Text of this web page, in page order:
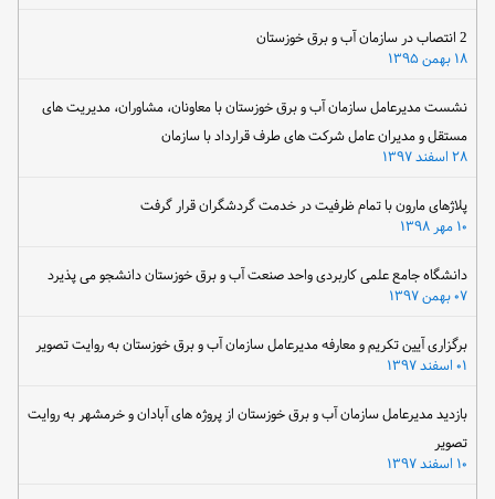
۱۸ بهمن ۱۳۹۵
نشست مدیرعامل سازمان آب و برق خوزستان با معاونان، مشاوران، مدیریت های
مستقل و مدیران عامل شرکت های طرف قرارداد با سازمان
۲۸ اسفند ۱۳۹۷
پلاژهای مارون با تمام ظرفیت در خدمت گردشگران قرار گرفت
دانشگاه جامع علمی کاربردی واحد صنعت آب و برق خوزستان دانشجو می پذیرد
۰۷ بهمن ۱۳۹۷
برگزاری آیین تکریم و معارفه مدیرعامل سازمان آب و برق خوزستان به روایت تصویر
بازدید مدیرعامل سازمان آب و برق خوزستان از پروژه های آبادان و خرمشهر به روایت
تصویر